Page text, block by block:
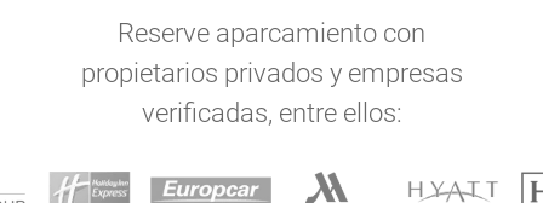
Reserve aparcamiento con
propietarios privados y empresas
verificadas, entre ellos: